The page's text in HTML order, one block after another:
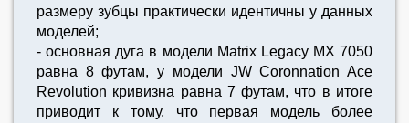
размеру зубцы практически идентичны у данных
моделей;
- основная дуга в модели Matrix Legacy MX 7050
равна 8 футам, у модели JW Coronnation Ace
Revolution кривизна равна 7 футам, что в итоге
приводит к тому, что первая модель более